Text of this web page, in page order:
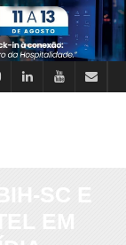
SC E
EM